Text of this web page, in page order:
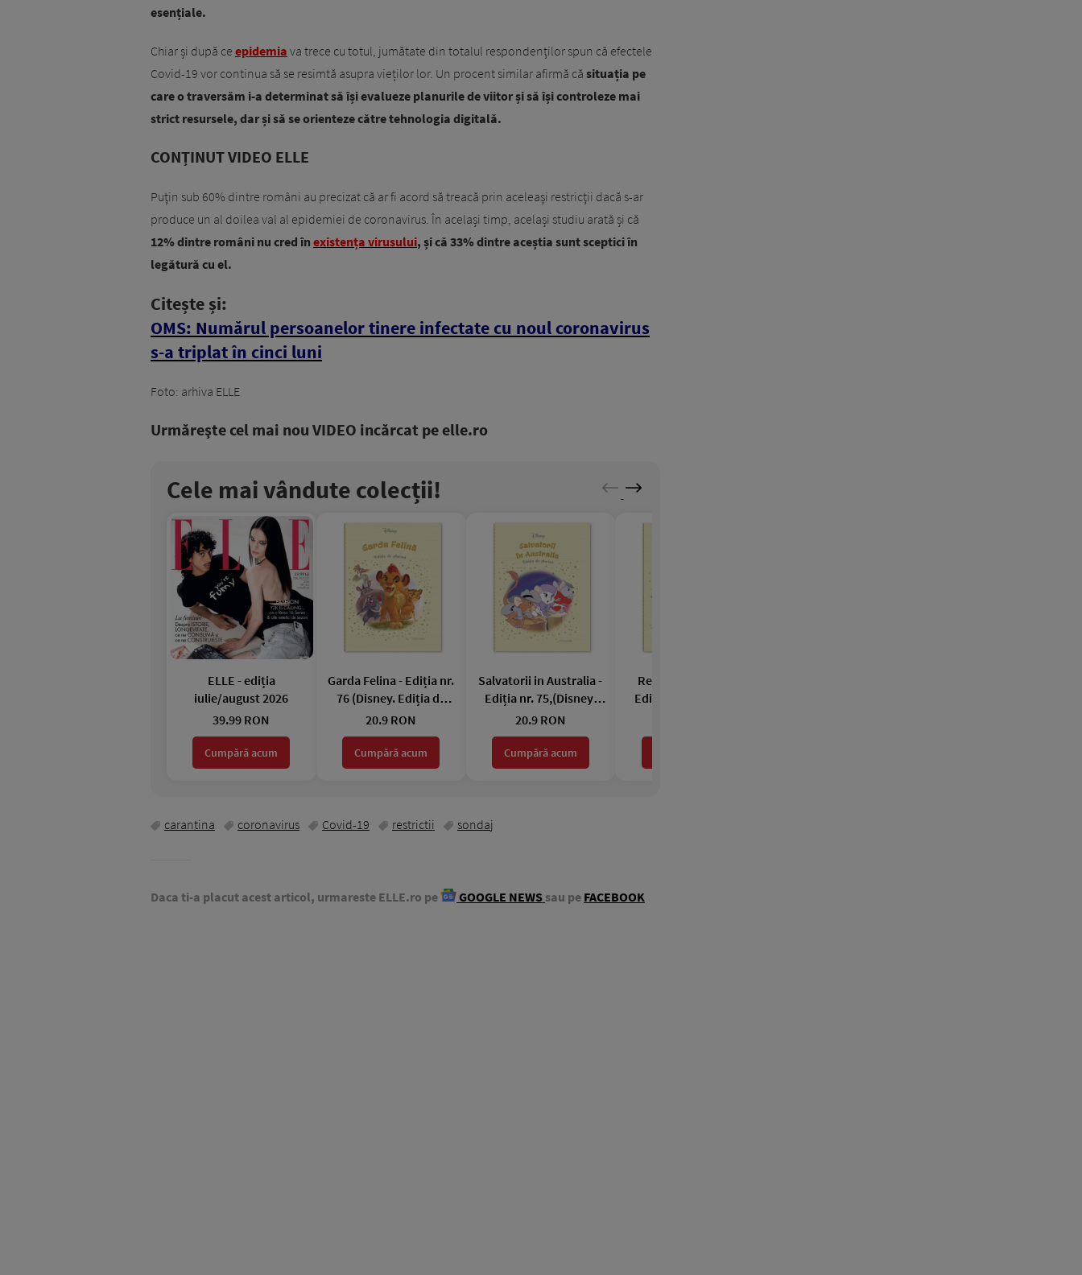
esențiale.
Chiar și după ce epidemia va trece cu totul, jumătate din totalul respondenților spun că efectele
Covid-19 vor continua să se resimtă asupra vieților lor. Un procent similar afirmă că situația pe
care o traversăm i-a determinat să își evalueze planurile de viitor și să își controleze mai
strict resursele, dar și să se orienteze către tehnologia digitală.
CONȚINUT VIDEO ELLE
Puţin sub 60% dintre români au precizat că ar fi acord să treacă prin aceleaşi restricţii dacă s-ar
produce un al doilea val al epidemiei de coronavirus. În același timp, același studiu arată și că
12% dintre români nu cred în existența virusului, și că 33% dintre aceștia sunt sceptici în
legătură cu el.
Citește și:
OMS: Numărul persoanelor tinere infectate cu noul coronavirus
s-a triplat în cinci luni
Foto: arhiva ELLE
Urmăreşte cel mai nou VIDEO incărcat pe elle.ro
Cele mai vândute colecții!
ELLE - ediția
iulie/august 2026
39.99 RON
Cumpără acum
Garda Felina - Ediția nr.
76 (Disney. Ediția de
platină)
20.9 RON
Cumpără acum
Salvatorii in Australia -
Ediția nr. 75,(Disney.
Ediția de platină)
20.9 RON
Cumpără acum
Regatul de Gheata-
Ediția nr. 74,(Disney.
carantina coronavirus Covid-19 restrictii sondaj
Daca ti-a placut acest articol, urmareste ELLE.ro pe GOOGLE NEWS sau pe FACEBOOK